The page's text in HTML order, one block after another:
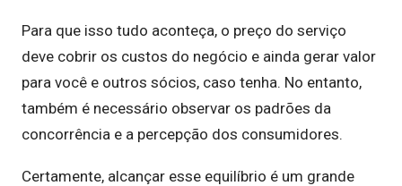
Para que isso tudo aconteça, o preço do serviço
deve cobrir os custos do negócio e ainda gerar valor
para você e outros sócios, caso tenha. No entanto,
também é necessário observar os padrões da
concorrência e a percepção dos consumidores.
Certamente, alcançar esse equilíbrio é um grande